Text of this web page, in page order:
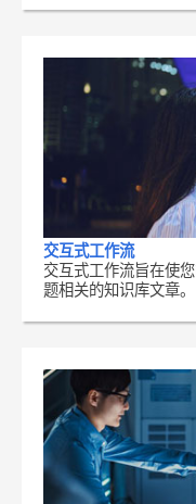
交互式工作流
交互式工作流旨在使
题相关的知识库文章。